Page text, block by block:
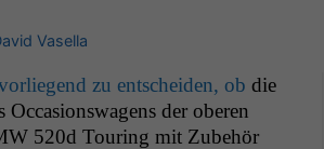
Vasella
zu entschei­den, ob die
Occa­sion­swa­gens der oberen
520d Tour­ing mit Zube­hör